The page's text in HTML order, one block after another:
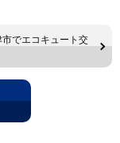
でエコキュート交